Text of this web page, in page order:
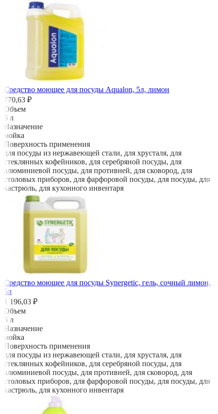
Средство моющее для посуды Aqualon, 5л, лимон
770,63 ₽
Объем
5 л
Назначение
мойка
Поверхность применения
для посуды из нержавеющей стали, для хрусталя, для
стеклянных кофейников, для серебряной посуды, для
алюминиевой посуды, для противней, для сковород, для
столовых приборов, для фарфоровой посуды, для посуды, для
кастрюль, для кухонного инвентаря
Средство моющее для посуды Synergetic, гель, сочный лимон,
5л
1 196,03 ₽
Объем
5 л
Назначение
мойка
Поверхность применения
для посуды из нержавеющей стали, для хрусталя, для
стеклянных кофейников, для серебряной посуды, для
алюминиевой посуды, для противней, для сковород, для
столовых приборов, для фарфоровой посуды, для посуды, для
кастрюль, для кухонного инвентаря